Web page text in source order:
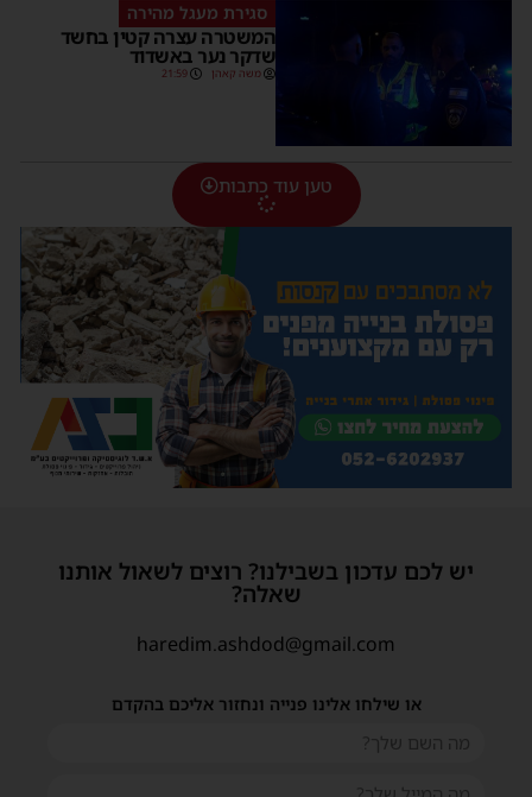
סגירת מעגל מהירה
המשטרה עצרה קטין בחשד
שדקר נער באשדוד
משה קאהן 21:59
טען עוד כתבות
יש לכם עדכון בשבילנו? רוצים לשאול אותנו
שאלה?
haredim.ashdod@gmail.com
או שילחו אלינו פנייה ונחזור אליכם בהקדם